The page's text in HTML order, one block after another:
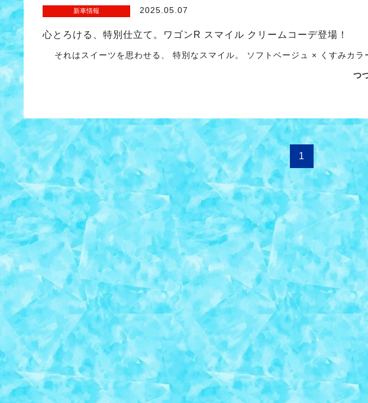
新車情報 2025.05.07
心とろける、特別仕立て。ワゴンR スマイル クリームコーデ登場！
それはスイーツを思わせる、 特別なスマイル。 ソフトベージュ × くすみカラ
つ
1